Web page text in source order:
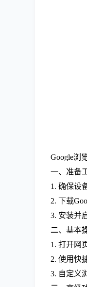
Google浏
一、准备
1. 确保设
2. 下载
3. 安装并
二、基本
1. 打开网
2. 使用快
3. 自定义